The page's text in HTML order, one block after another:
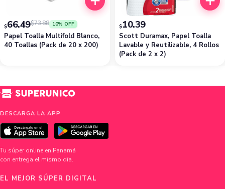
Papel Toalla Multifold Blanco,
40 Toallas (Pack de 20 x 200)
$73.88
$66.49 10% OFF
Scott Duramax, Papel Toalla
Lavable y Reutilizable, 4 Rollos
(Pack de 2 x 2)
$10.39
DESCARGA LA APP
Tu súper online en Panamá
con entrega el mismo día.
EL MEJOR SÚPER DIGITAL